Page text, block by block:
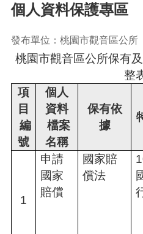
階
搜
尋
觀
區
介
個人資料保護專區
發布單位：桃園市觀音區公所
桃園市觀音區公所保有
整
項
目
編
號
個人
資料
檔案
名稱
保有依
據
1
申請
國家
賠償
國家賠
償法